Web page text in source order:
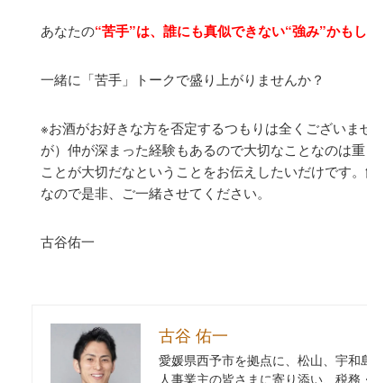
あなたの“苦手”は、誰にも真似できない“強み”かもし
一緒に「苦手」トークで盛り上がりませんか？
※お酒がお好きな方を否定するつもりは全くござい
が）仲が深まった経験もあるので大切なことなのは
ことが大切だなということをお伝えしたいだけです
なので是非、ご一緒させてください。
古谷佑一
古谷 佑一
愛媛県西予市を拠点に、松山、宇
人事業主の皆さまに寄り添い、税務